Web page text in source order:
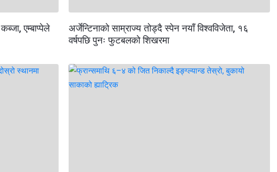
एम्बाप्पेले
अर्जेन्टिनाको साम्राज्य तोड्दै स्पेन नयाँ विश्वविजेता, १६
वर्षपछि पुनः फुटबलको शिखरमा